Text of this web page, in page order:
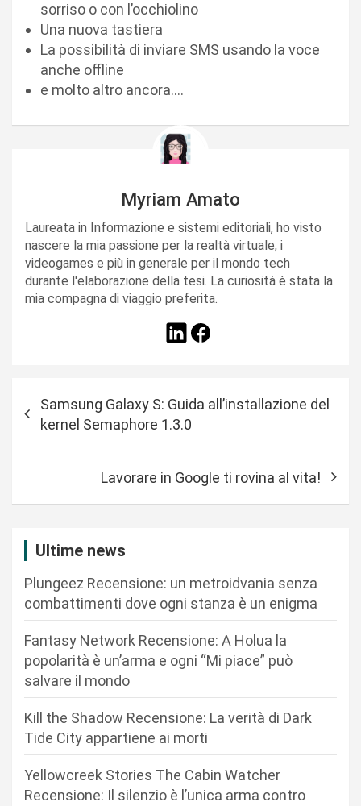
sorriso o con l’occhiolino
Una nuova tastiera
La possibilità di inviare SMS usando la voce
anche offline
e molto altro ancora….
Myriam Amato
Laureata in Informazione e sistemi editoriali, ho visto
nascere la mia passione per la realtà virtuale, i
videogames e più in generale per il mondo tech
durante l'elaborazione della tesi. La curiosità è stata la
mia compagna di viaggio preferita.
Samsung Galaxy S: Guida all’installazione del
kernel Semaphore 1.3.0
Lavorare in Google ti rovina al vita!
Ultime news
Plungeez Recensione: un metroidvania senza
combattimenti dove ogni stanza è un enigma
Fantasy Network Recensione: A Holua la
popolarità è un’arma e ogni “Mi piace” può
salvare il mondo
Kill the Shadow Recensione: La verità di Dark
Tide City appartiene ai morti
Yellowcreek Stories The Cabin Watcher
Recensione: Il silenzio è l’unica arma contro